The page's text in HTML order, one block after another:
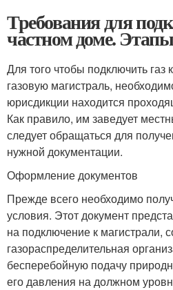
Требования для
частном доме.
Для того чтобы подключить газ
газовую магистраль,
юрисдикции находится
Как правило, им заведует
следует обращаться для
нужной документации.
Оформление документов
Прежде всего необходимо
условия. Этот документ
на подключение к магистрали,
газораспределительная
бесперебойную подачу
его давления на должном